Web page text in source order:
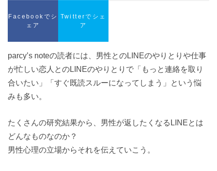
Facebookでシ
ェア
Twitterでシェ
ア
parcy’s noteの読者には、男性とのLINEのやりとりや仕事
が忙しい恋人とのLINEのやりとりで「もっと連絡を取り
合いたい」「すぐ既読スルーになってしまう」という悩
みも多い。
たくさんの研究結果から、男性が返したくなるLINEとは
どんなものなのか？
男性心理の立場からそれを伝えていこう。